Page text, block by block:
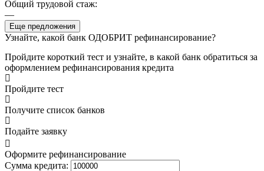
Общий трудовой стаж:
—
Еще предложения
Узнайте, какой банк ОДОБРИТ рефинансирование?
Пройдите короткий тест и узнайте, в какой банк обратиться за
оформлением рефинансирования кредита
Пройдите тест
Получите список банков
Подайте заявку
Оформите рефинансирование
Сумма кредита: